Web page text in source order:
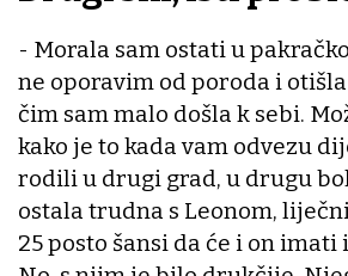
- Morala sam ostati u
ne oporavim od poroda i
čim sam malo došla k sebi.
kako je to kada vam odvezu
rodili u drugi grad, u drugu
ostala trudna s Leonom,
25 posto šansi da će i on